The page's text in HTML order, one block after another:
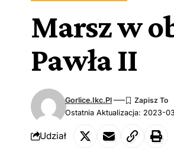
Marsz w
Pawła II
Ostatnia Aktualizacja: 2023-
Gorlice.ikc.pl
Udział